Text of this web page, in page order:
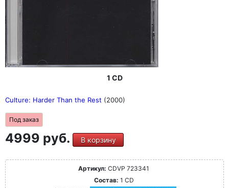
1 CD
Culture: Harder Than the Rest (2000)
Под заказ
4999 руб. В корзину
Артикул: CDVP 723341
Состав: 1 CD